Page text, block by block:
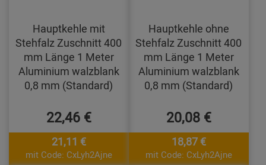
Hauptkehle mit
Stehfalz Zuschnitt 400
mm Länge 1 Meter
Aluminium walzblank
0,8 mm (Standard)
22,46 €
21,11 €
mit Code: CxLyh2Ajne
Hauptkehle ohne
Stehfalz Zuschnitt 400
mm Länge 1 Meter
Aluminium walzblank
0,8 mm (Standard)
20,08 €
18,87 €
mit Code: CxLyh2Ajne